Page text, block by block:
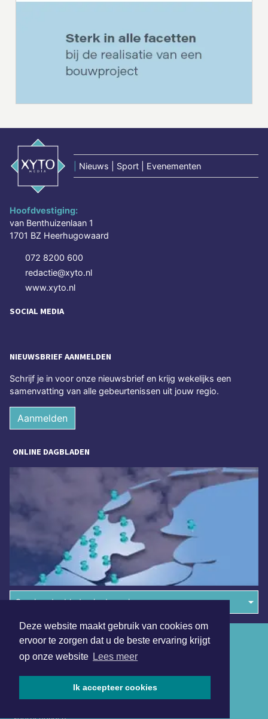
Deze website maakt gebruik van cookies om
ervoor te zorgen dat u de beste ervaring krijgt
op onze website Lees meer
Ik accepteer cookies
Nieuws | Sport | Evenementen
Hoofdvestiging:
van Benthuizenlaan 1
1701 BZ Heerhugowaard
072 8200 600
redactie@xyto.nl
www.xyto.nl
SOCIAL MEDIA
NIEUWSBRIEF AANMELDEN
Schrijf je in voor onze nieuwsbrief en krijg wekelijks een
samenvatting van alle gebeurtenissen uit jouw regio.
Aanmelden
ONLINE DAGBLADEN
Overige dagbladen in de regio
Algemene voorwaarden
Disclaimer